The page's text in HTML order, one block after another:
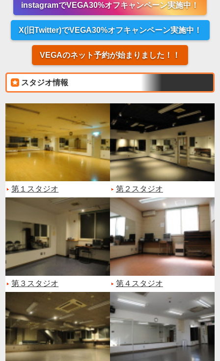
instagramでVEGA30%オフキャンペーン実施中！
X(旧Twitter)でVEGA30%オフキャンペーン実施中！
VEGAのネット予約が始まりました！！
スタジオ情報
第１スタジオ 第２スタジオ
第３スタジオ 第４スタジオ